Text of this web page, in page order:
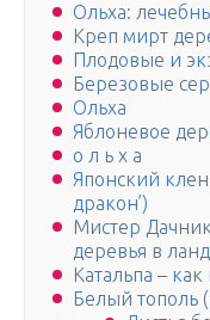
Ольха:
Креп мирт
Плодовые и
Березовые
Ольха
Яблоневое
о л ь х а
Японский
дракон’)
Мистер
деревья в
Катальпа –
Белый тополь